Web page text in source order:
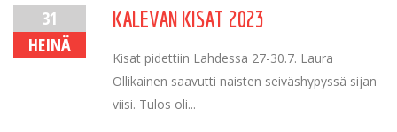
31
HEINÄ
KALEVAN KISAT 2023
Kisat pidettiin Lahdessa 27-30.7. Laura
Ollikainen saavutti naisten seiväshypyssä sijan
viisi. Tulos oli...